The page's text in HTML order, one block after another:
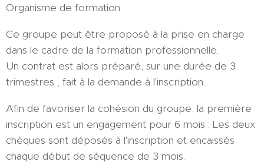
Organisme de formation
Ce groupe peut être proposé à la prise en charge
dans le cadre de la formation professionnelle.
Un contrat est alors préparé, sur une durée de 3
trimestres , fait à la demande à l'inscription.
Afin de favoriser la cohésion du groupe, la première
inscription est un engagement pour 6 mois : Les deux
chèques sont déposés à l'inscription et encaissés
chaque début de séquence de 3 mois.